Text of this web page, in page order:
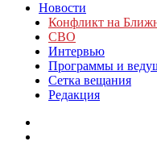
Новости
Конфликт на
СВО
Интервью
Программы и
Сетка вещания
Редакция